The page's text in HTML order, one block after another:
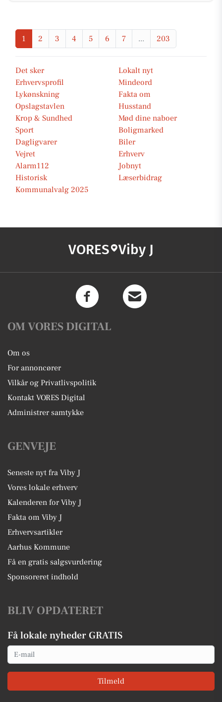
1 2 3 4 5 6 7 ... 203
Det sker
Lokalt nyt
Erhvervsprofil
Mindeord
Lykønskning
Fakta om
Opslagstavlen
Husstand
Krop & Sundhed
Mød dine naboer
Sport
Boligmarked
Dagligvarer
Biler
Vejret
Erhverv
Alarm112
Jobnyt
Historisk
Læserbidrag
Kommunalvalg 2025
VORES Viby J
OM VORES DIGITAL
Om os
For annoncører
Vilkår og Privatlivspolitik
Kontakt VORES Digital
Administrer samtykke
GENVEJE
Seneste nyt fra Viby J
Vores lokale erhverv
Kalenderen for Viby J
Fakta om Viby J
Erhvervsartikler
Aarhus Kommune
Få en gratis salgsvurdering
Sponsoreret indhold
BLIV OPDATERET
Få lokale nyheder GRATIS
Email
Tilmeld